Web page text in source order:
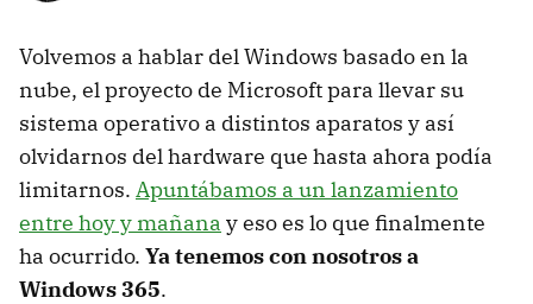
Volvemos a hablar del Windows basado en la
nube, el proyecto de Microsoft para llevar su
sistema operativo a distintos aparatos y así
olvidarnos del hardware que hasta ahora podía
limitarnos. Apuntábamos a un lanzamiento
entre hoy y mañana y eso es lo que finalmente
ha ocurrido. Ya tenemos con nosotros a
Windows 365.